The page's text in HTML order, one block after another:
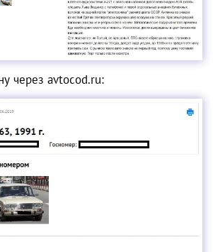
через avtocod.ru: